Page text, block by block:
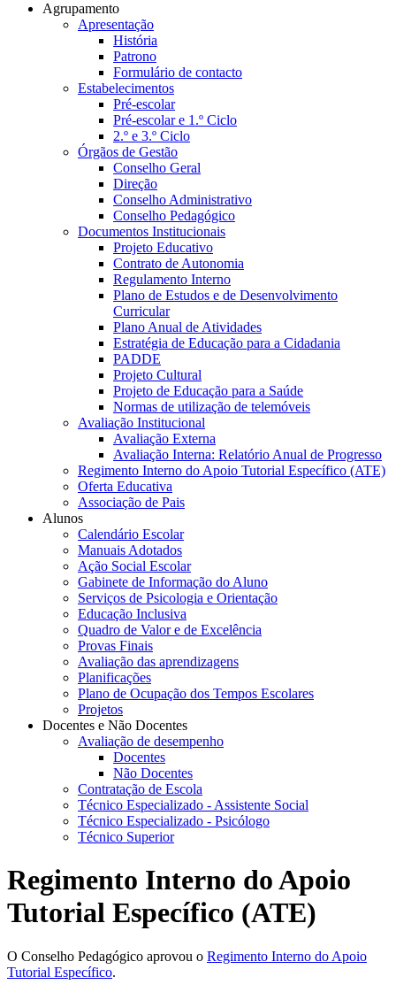
Agrupamento
Apresentação
História
Patrono
Formulário de contacto
Estabelecimentos
Pré-escolar
Pré-escolar e 1.º Ciclo
2.º e 3.º Ciclo
Órgãos de Gestão
Conselho Geral
Direção
Conselho Administrativo
Conselho Pedagógico
Documentos Institucionais
Projeto Educativo
Contrato de Autonomia
Regulamento Interno
Plano de Estudos e de Desenvolvimento
Curricular
Plano Anual de Atividades
Estratégia de Educação para a Cidadania
PADDE
Projeto Cultural
Projeto de Educação para a Saúde
Normas de utilização de telemóveis
Avaliação Institucional
Avaliação Externa
Avaliação Interna: Relatório Anual de Progresso
Regimento Interno do Apoio Tutorial Específico (ATE)
Oferta Educativa
Associação de Pais
Alunos
Calendário Escolar
Manuais Adotados
Ação Social Escolar
Gabinete de Informação do Aluno
Serviços de Psicologia e Orientação
Educação Inclusiva
Quadro de Valor e de Excelência
Provas Finais
Avaliação das aprendizagens
Planificações
Plano de Ocupação dos Tempos Escolares
Projetos
Docentes e Não Docentes
Avaliação de desempenho
Docentes
Não Docentes
Contratação de Escola
Técnico Especializado - Assistente Social
Técnico Especializado - Psicólogo
Técnico Superior
Regimento Interno do Apoio
Tutorial Específico (ATE)
O Conselho Pedagógico aprovou o Regimento Interno do Apoio
Tutorial Específico.